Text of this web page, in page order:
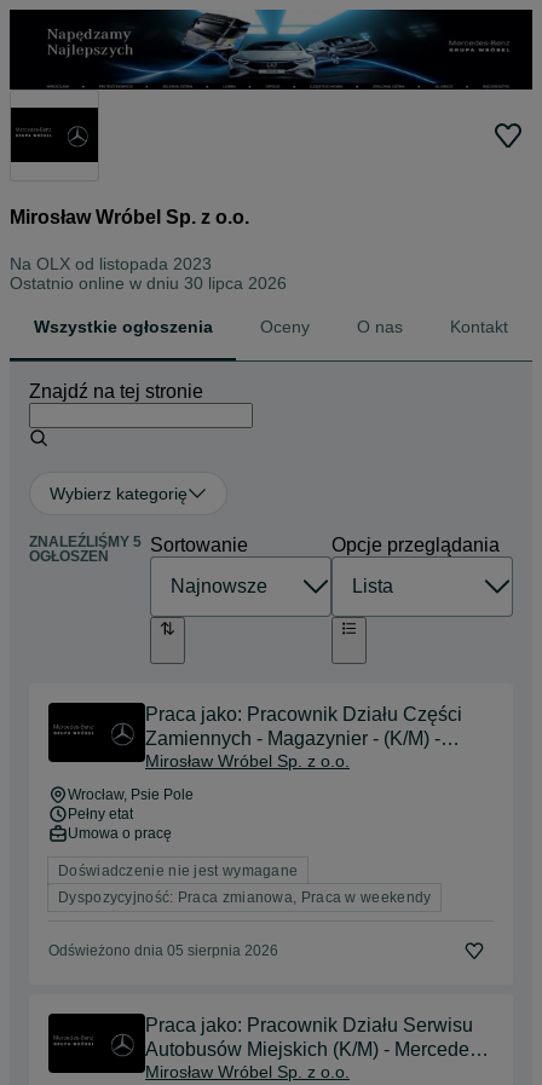
Mirosław Wróbel Sp. z o.o.
Na OLX od listopada 2023
Ostatnio online w dniu 30 lipca 2026
Wszystkie ogłoszenia Oceny O nas Kontakt
Znajdź na tej stronie
Wybierz kategorię
ZNALEŹLIŚMY 5
OGŁOSZEŃ
Sortowanie Opcje przeglądania
Praca jako: Pracownik Działu Części
Zamiennych - Magazynier - (K/M) -
Mercedes-Benz - Wrocław
Mirosław Wróbel Sp. z o.o.
Wrocław, Psie Pole
Pełny etat
Umowa o pracę
Doświadczenie nie jest wymagane
Dyspozycyjność: Praca zmianowa, Praca w weekendy
Odświeżono dnia 05 sierpnia 2026
Praca jako: Pracownik Działu Serwisu
Autobusów Miejskich (K/M) - Mercedes-
Benz - Wrocław
Mirosław Wróbel Sp. z o.o.